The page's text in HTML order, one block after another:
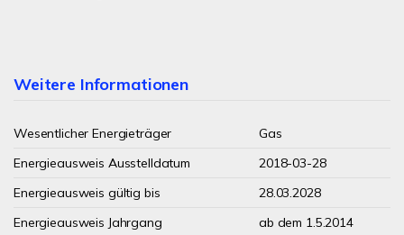
Weitere Informationen
Wesentlicher Energieträger
Gas
Energieausweis Ausstelldatum
2018-03-28
Energieausweis gültig bis
28.03.2028
Energieausweis Jahrgang
ab dem 1.5.2014